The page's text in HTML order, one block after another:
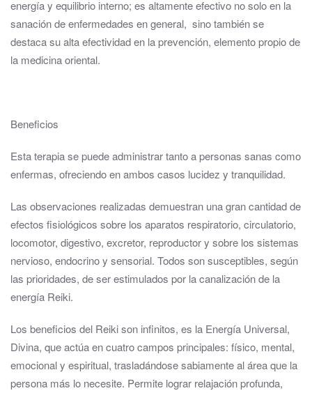
energía y equilibrio interno; es altamente efectivo no solo en la
sanación de enfermedades en general, sino también se
destaca su alta efectividad en la prevención, elemento propio de
la medicina oriental.
Beneficios
Esta terapia se puede administrar tanto a personas sanas como
enfermas, ofreciendo en ambos casos lucidez y tranquilidad.
Las observaciones realizadas demuestran una gran cantidad de
efectos fisiológicos sobre los aparatos respiratorio, circulatorio,
locomotor, digestivo, excretor, reproductor y sobre los sistemas
nervioso, endocrino y sensorial. Todos son susceptibles, según
las prioridades, de ser estimulados por la canalización de la
energía Reiki.
Los beneficios del Reiki son infinitos, es la Energía Universal,
Divina, que actúa en cuatro campos principales: físico, mental,
emocional y espiritual, trasladándose sabiamente al área que la
persona más lo necesite. Permite lograr relajación profunda,